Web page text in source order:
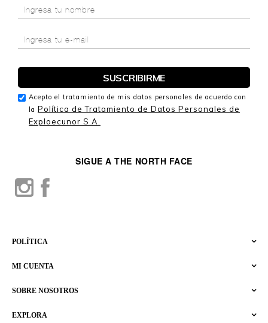
EXPLORA
SOBRE NOSOTROS
MI CUENTA
POLÍTICA
SIGUE A THE NORTH FACE
Acepto el tratamiento de mis datos personales de acuerdo con
la Política de Tratamiento de Datos Personales de
Exploecunor S.A.